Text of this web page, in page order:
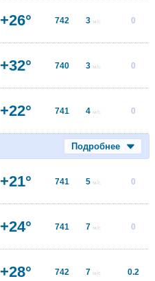
+26° 742 3 м/с 0
+32° 740 3 м/с 0
+22° 741 4 м/с 0
Подробнее
+21° 741 5 м/с 0
+24° 741 7 м/с 0
+28° 742 7 м/с 0.2